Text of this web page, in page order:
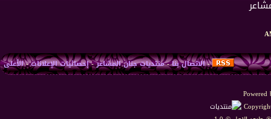
-الاتصال بنا-منتديات جنان المشاعر-إحصائيات الإعلانات-الأعلى